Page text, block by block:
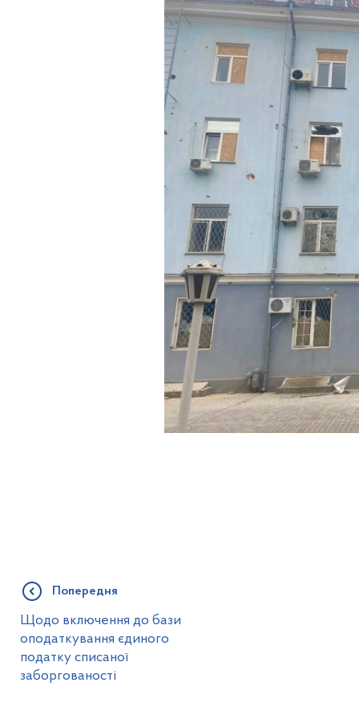
Попередня
Щодо включення до бази
оподаткування єдиного
податку списаної
заборгованості